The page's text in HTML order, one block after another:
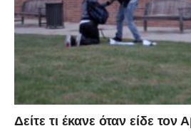
Δείτε τι έκανε όταν είδε